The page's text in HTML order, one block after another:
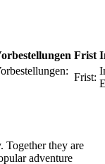
Frist
Frist:
Together they are
adventure